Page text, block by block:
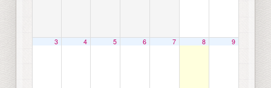
3 4 5 6 7 8 9